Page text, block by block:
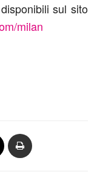
sul sito
milan